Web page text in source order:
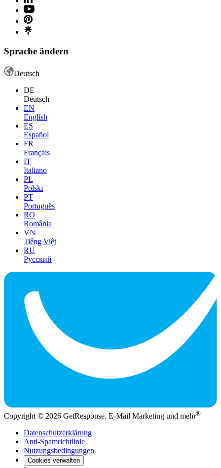
Sprache ändern
Deutsch
DE
Deutsch
EN
English
ES
Español
FR
Français
IT
Italiano
PL
Polski
PT
Português
RO
România
VN
Tiếng Việt
RU
Русский
Copyright © 2026 GetResponse. E-Mail Marketing und mehr®
Datenschutzerklärung
Anti-Spamrichtlinie
Nutzungsbedingungen
Cookies verwalten